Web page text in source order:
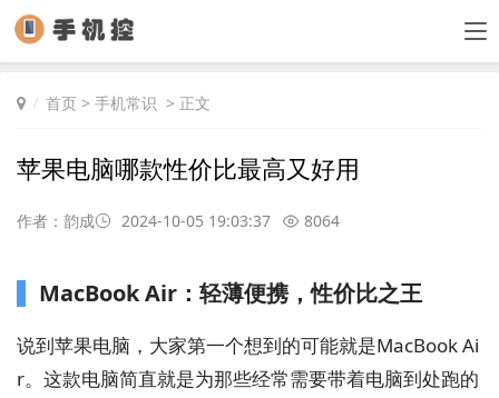
首页 > 手机常识 > 正文
苹果电脑哪款性价比最高又好用
作者：韵成 2024-10-05 19:03:37 8064
MacBook Air：轻薄便携，性价比之王
说到苹果电脑，大家第一个想到的可能就是MacBook Ai
r。这款电脑简直就是为那些经常需要带着电脑到处跑的